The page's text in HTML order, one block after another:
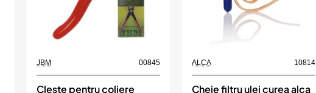
JBM 00845
Cleste pentru coliere
ALCA 10814
Cheie filtru ulei curea alca